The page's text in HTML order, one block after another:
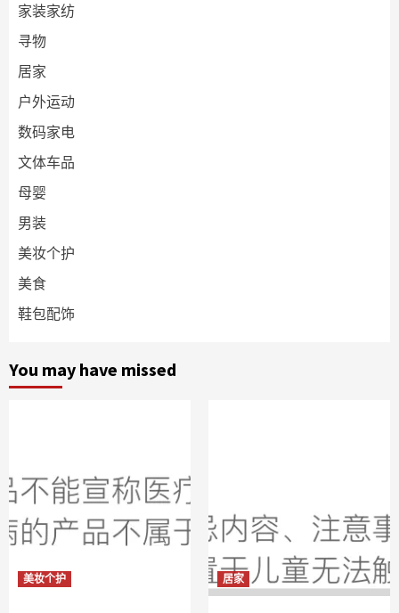
家装家纺
寻物
居家
户外运动
数码家电
文体车品
母婴
男装
美妆个护
美食
鞋包配饰
You may have missed
美妆个护 居家